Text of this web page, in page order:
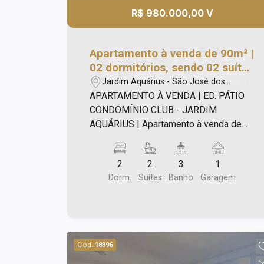
R$ 980.000,00 V
Apartamento à venda de 90m² |
02 dormitórios, sendo 02 suítes
e 01 vaga de garagem | Edifício
Pátio Condomínio Club -
Jardim Aquárius | São José dos
Campos |
Jardim Aquárius - São José dos
Campos/SP
APARTAMENTO À VENDA | ED. PÁTIO
CONDOMÍNIO CLUB - JARDIM
AQUÁRIUS | Apartamento à venda de
sendo duas suítes; Sala estendida;
Cozinha planejada; Lavabo; Varanda
gourmet com envidraçamento;
Sports Lounge; Espaço Massagem;
Sauna Seca; Fitness; Oficina; Salão de
2
Dorm.
2
Suítes
3
Banho
1
Garagem
Cód. 18396